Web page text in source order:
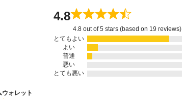
4.8
4.8 out of 5 stars (based on 19 reviews)
とてもよい
よい
普通
悪い
とても悪い
ォレット